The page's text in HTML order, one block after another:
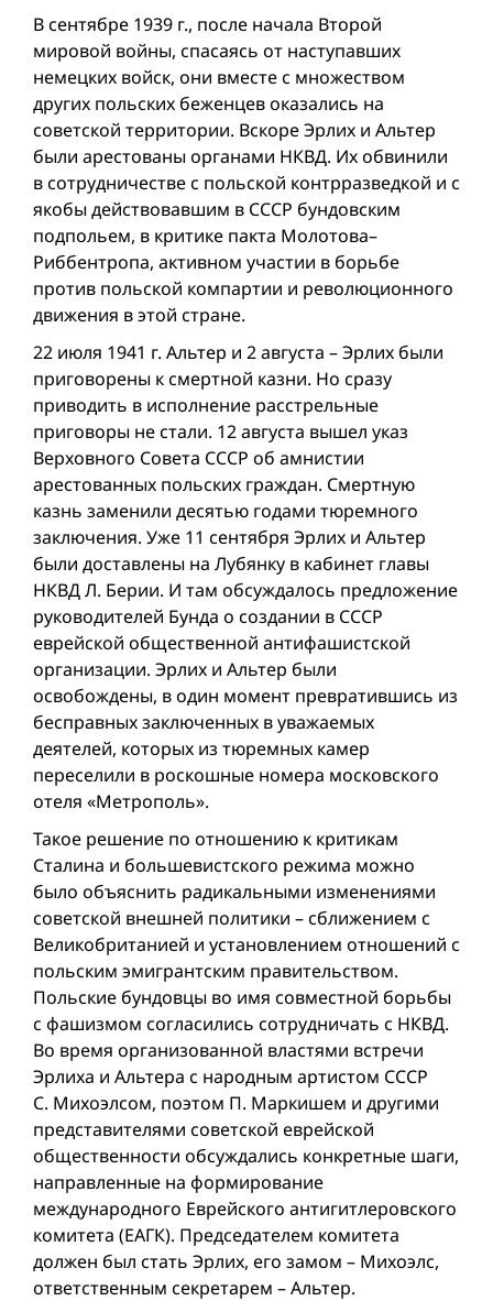
В сентябре 1939 г., после начала Второй
мировой вой­ны, спасаясь от наступавших
немецких войск, они вместе с множеством
других польских беженцев оказались на
советской территории. Вскоре Эрлих и Альтер
были арестованы органами НКВД. Их обвинили
в сотрудничестве с польской контрразведкой и с
якобы действовавшим в СССР бундовским
подпольем, в критике пакта Молотова–
Риббентропа, активном участии в борьбе
против польской компартии и революционного
движения в этой стране.
22 июля 1941 г. Альтер и 2 августа – Эрлих были
приговорены к смертной казни. Но сразу
приводить в исполнение расстрельные
приговоры не стали. 12 августа вышел указ
Верховного Совета СССР об амнистии
арестованных польских граждан. Смертную
казнь заменили десятью годами тюремного
заключения. Уже 11 сентября Эрлих и Альтер
были доставлены на Лубянку в кабинет главы
НКВД Л. Берии. И там обсуждалось предложение
руководителей Бунда о создании в СССР
еврейской общественной антифашистской
организации. Эрлих и Альтер были
освобождены, в один момент превратившись из
бесправных заключенных в уважаемых
деятелей, которых из тюремных камер
переселили в роскошные номера московского
отеля «Метрополь».
Такое решение по отношению к критикам
Сталина и большевистского режима можно
было объяснить радикальными изменениями
советской внешней политики – сближением с
Великобританией и установлением отношений с
польским эмигрантским правительством.
Польские бундовцы во имя совместной борьбы
с фашизмом согласились сотрудничать с НКВД.
Во время организованной властями встречи
Эрлиха и Альтера с народным артистом СССР
С. Михоэлсом, поэтом П. Маркишем и другими
представителями советской еврейской
общественности обсуждались конкретные шаги,
направленные на формирование
международного Еврейского антигитлеровского
комитета (ЕАГК). Председателем комитета
должен был стать Эрлих, его замом – Михоэлс,
ответственным секретарем – Альтер.